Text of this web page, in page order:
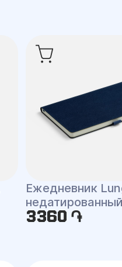
Ежедневник
3360 ֏